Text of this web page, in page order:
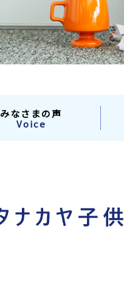
みなさまの声
Voice